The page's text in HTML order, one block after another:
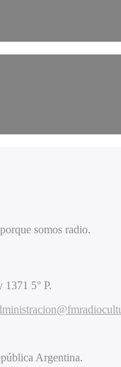
somos radio.
1371 5° P.
Argentina.